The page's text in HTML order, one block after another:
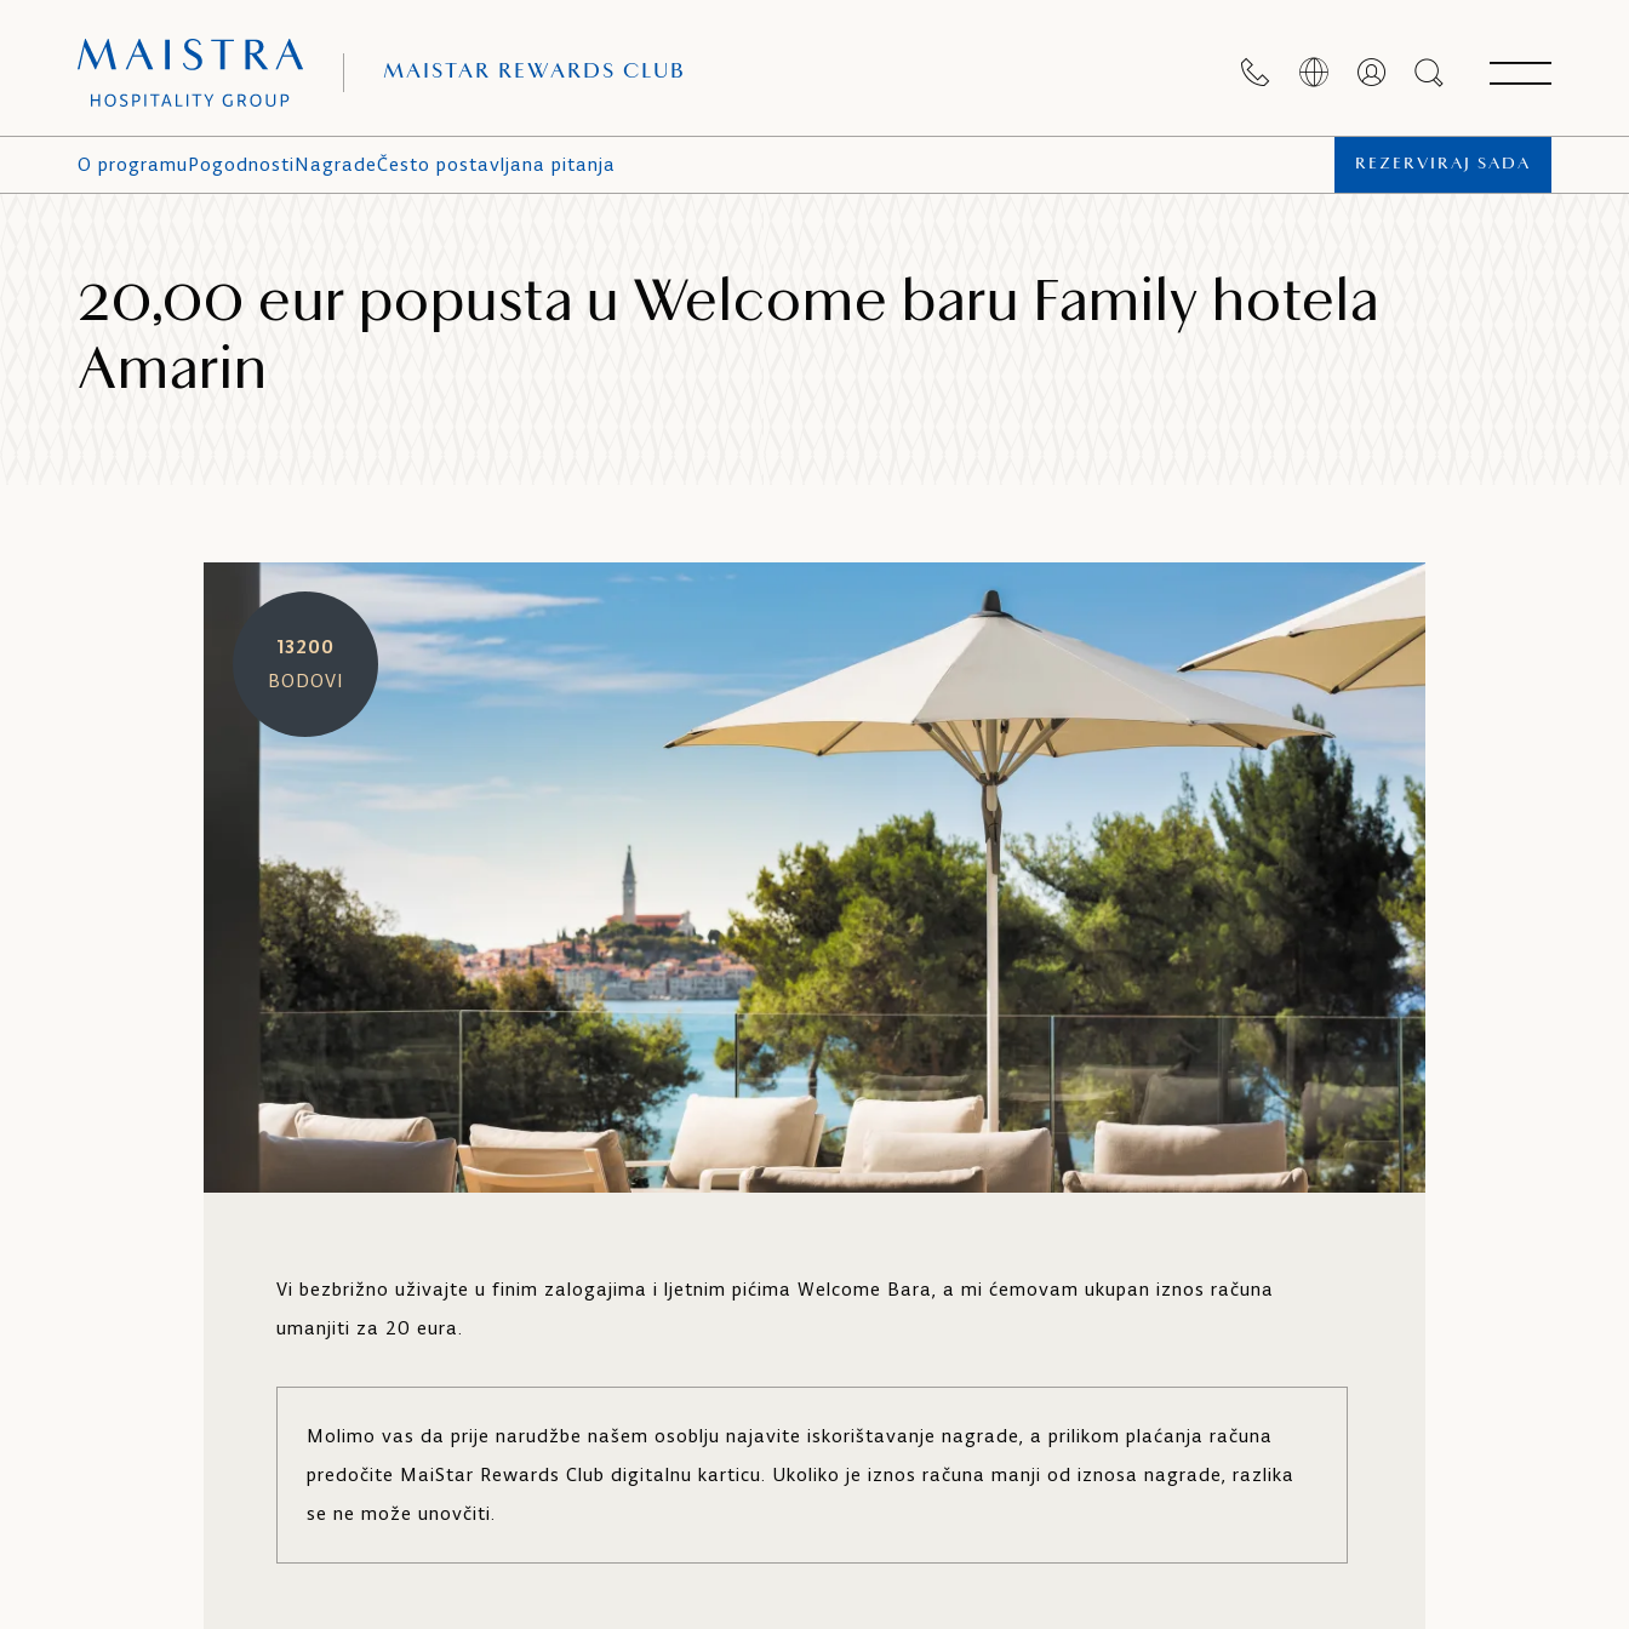
MAISTAR REWARDS CLUB
REZERVIRAJ SADA
O programuPogodnostiNagradeČesto postavljana pitanja
20,00 eur popusta u Welcome baru Family hotela
Amarin
13200
BODOVI
Vi bezbrižno uživajte u finim zalogajima i ljetnim pićima Welcome Bara, a mi ćemovam ukupan iznos računa
umanjiti za 20 eura.
Molimo vas da prije narudžbe našem osoblju najavite iskorištavanje nagrade, a prilikom plaćanja računa
predočite MaiStar Rewards Club digitalnu karticu. Ukoliko je iznos računa manji od iznosa nagrade, razlika
se ne može unovčiti.